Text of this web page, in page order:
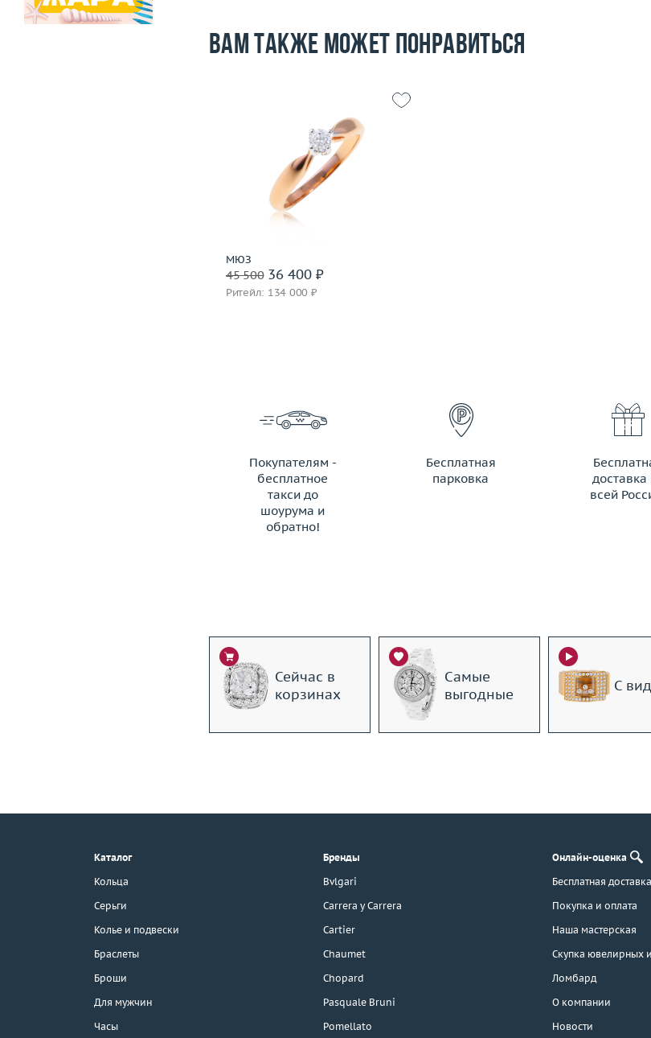
г. Москва, Тихвинский пер., д. 7,
3D-тур по шоуруму
Вам также может понравиться
МЮЗ
45 50036 400 ₽
Ритейл: 134 000 ₽
Материал
золото 585 пробы
Подробнее
Покупателям -
бесплатное
такси до
шоурума и
обратно!
ЗАКАЗАТЬ ТАКСИ
Бесплатная
парковка
доставка
всей
Сейчас в
корзинах
Самые
выгодные
С
Каталог
Кольца
Серьги
Колье и подвески
Браслеты
Броши
Для мужчин
Часы
Бренды
Bvlgari
Carrera y Carrera
Cartier
Chaumet
Chopard
Pasquale Bruni
Pomellato
Онлайн-оценка
Бесплатная доставка
Покупка и оплата
Наша мастерская
Скупка ювелирных
Ломбард
О компании
Новости